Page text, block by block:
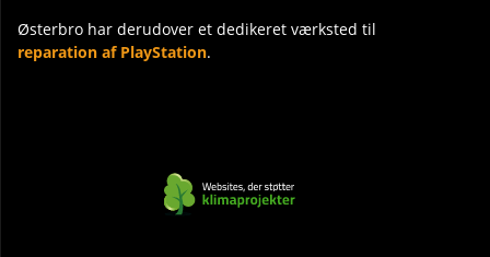
Østerbro har derudover et dedikeret værksted til
reparation af PlayStation.